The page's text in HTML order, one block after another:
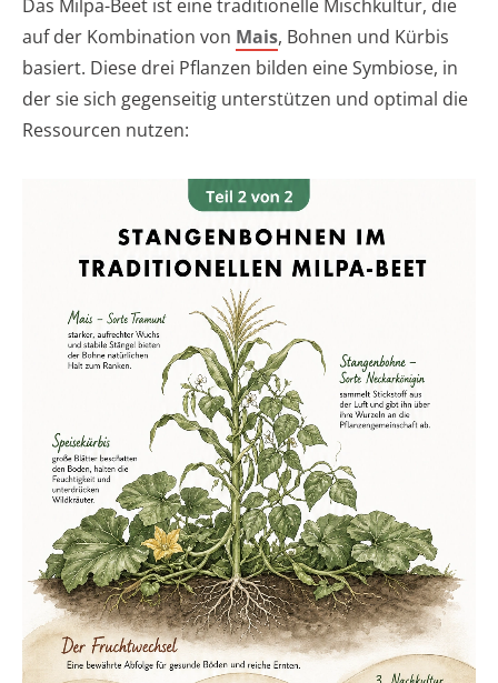
Das Milpa-Beet ist eine traditionelle Mischkultur, die
auf der Kombination von Mais, Bohnen und Kürbis
basiert. Diese drei Pflanzen bilden eine Symbiose, in
der sie sich gegenseitig unterstützen und optimal die
Ressourcen nutzen: